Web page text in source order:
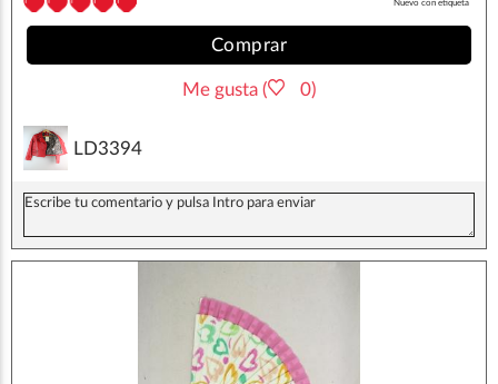
Nuevo con etiqueta
Comprar
Me gusta ( 0)
LD3394